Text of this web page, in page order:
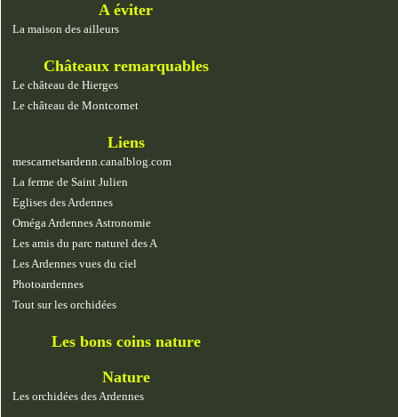
A éviter
La maison des ailleurs
Châteaux remarquables
Le château de Hierges
Le château de Montcornet
Liens
mescarnetsardenn.canalblog.com
La ferme de Saint Julien
Eglises des Ardennes
Oméga Ardennes Astronomie
Les amis du parc naturel des A
Les Ardennes vues du ciel
Photoardennes
Tout sur les orchidées
Les bons coins nature
Nature
Les orchidées des Ardennes